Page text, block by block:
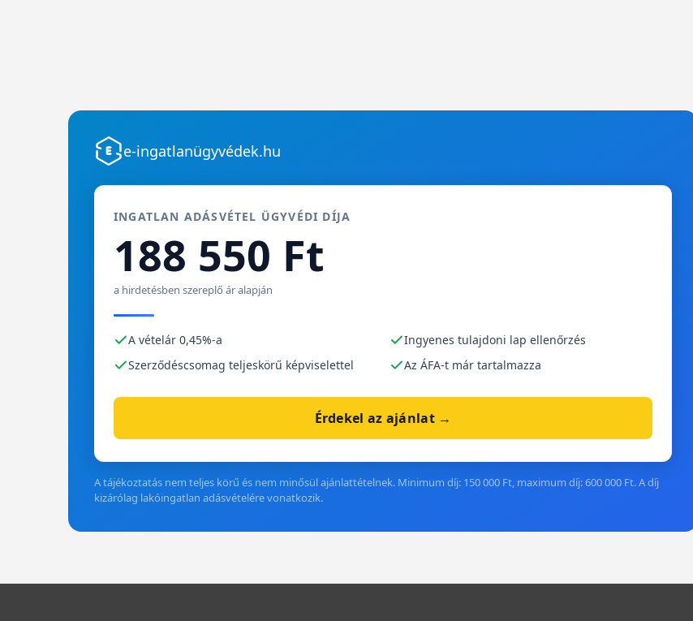
e-ingatlanügyvédek.hu
INGATLAN ADÁSVÉTEL ÜGYVÉDI DÍJA
188 550 Ft
a hirdetésben szereplő ár alapján
A vételár 0,45%-a
Szerződéscsomag teljeskörű képviselettel
Ingyenes tulajdoni lap ellenőrzés
Az ÁFA-t már tartalmazza
Érdekel az ajánlat →
A tájékoztatás nem teljes körű és nem minősül ajánlattételnek. Minimum díj: 150 000 Ft, maximum díj: 600 000 Ft. A díj
kizárólag lakóingatlan adásvételére vonatkozik.